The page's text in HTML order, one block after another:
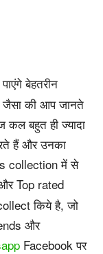
बेहतरीन
की आप जानते
बहुत ही ज्यादा
हैं और उनका
collection में से
Top rated
किये है, जो
और
Facebook पर